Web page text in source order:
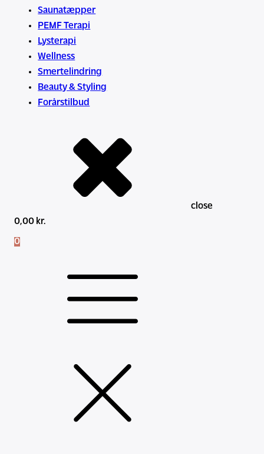
Saunatæpper
PEMF Terapi
Lysterapi
Wellness
Smertelindring
Beauty & Styling
Forårstilbud
close
0,00 kr.
0